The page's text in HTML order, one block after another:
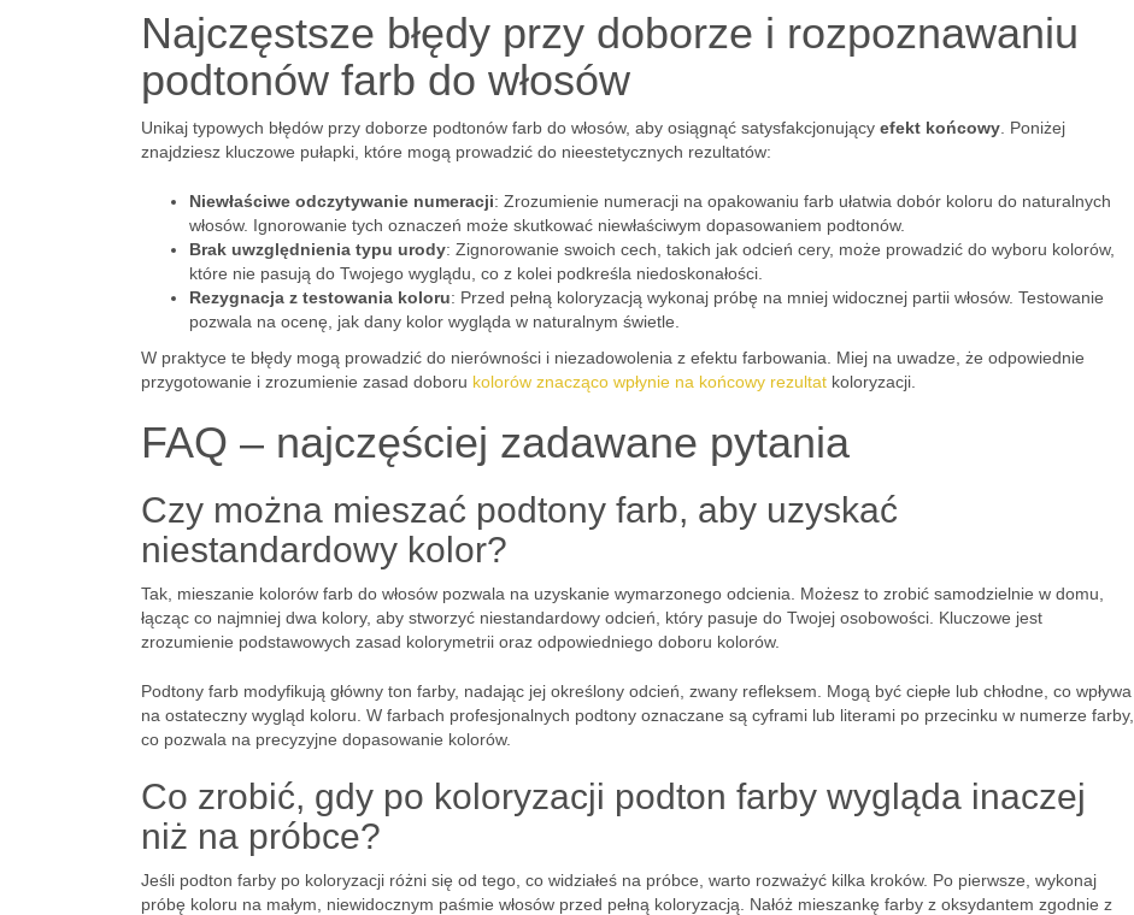
Najczęstsze błędy przy doborze i rozpoznawaniu
podtonów farb do włosów
Unikaj typowych błędów przy doborze podtonów farb do włosów, aby osiągnąć satysfakcjonujący efekt końcowy . Poniżej
znajdziesz kluczowe pułapki, które mogą prowadzić do nieestetycznych rezultatów:
Niewłaściwe odczytywanie numeracji: Zrozumienie numeracji na opakowaniu farb ułatwia dobór koloru do naturalnych
włosów. Ignorowanie tych oznaczeń może skutkować niewłaściwym dopasowaniem podtonów.
Brak uwzględnienia typu urody: Zignorowanie swoich cech, takich jak odcień cery, może prowadzić do wyboru kolorów,
które nie pasują do Twojego wyglądu, co z kolei podkreśla niedoskonałości.
Rezygnacja z testowania koloru: Przed pełną koloryzacją wykonaj próbę na mniej widocznej partii włosów. Testowanie
pozwala na ocenę, jak dany kolor wygląda w naturalnym świetle.
W praktyce te błędy mogą prowadzić do nierówności i niezadowolenia z efektu farbowania. Miej na uwadze, że odpowiednie
przygotowanie i zrozumienie zasad doboru kolorów znacząco wpłynie na końcowy rezultat koloryzacji.
FAQ – najczęściej zadawane pytania
Czy można mieszać podtony farb, aby uzyskać
niestandardowy kolor?
Tak, mieszanie kolorów farb do włosów pozwala na uzyskanie wymarzonego odcienia. Możesz to zrobić samodzielnie w domu,
łącząc co najmniej dwa kolory, aby stworzyć niestandardowy odcień, który pasuje do Twojej osobowości. Kluczowe jest
zrozumienie podstawowych zasad kolorymetrii oraz odpowiedniego doboru kolorów.
Podtony farb modyfikują główny ton farby, nadając jej określony odcień, zwany refleksem. Mogą być ciepłe lub chłodne, co wpływa
na ostateczny wygląd koloru. W farbach profesjonalnych podtony oznaczane są cyframi lub literami po przecinku w numerze farby,
co pozwala na precyzyjne dopasowanie kolorów.
Co zrobić, gdy po koloryzacji podton farby wygląda inaczej
niż na próbce?
Jeśli podton farby po koloryzacji różni się od tego, co widziałeś na próbce, warto rozważyć kilka kroków. Po pierwsze, wykonaj
próbę koloru na małym, niewidocznym paśmie włosów przed pełną koloryzacją. Nałóż mieszankę farby z oksydantem zgodnie z